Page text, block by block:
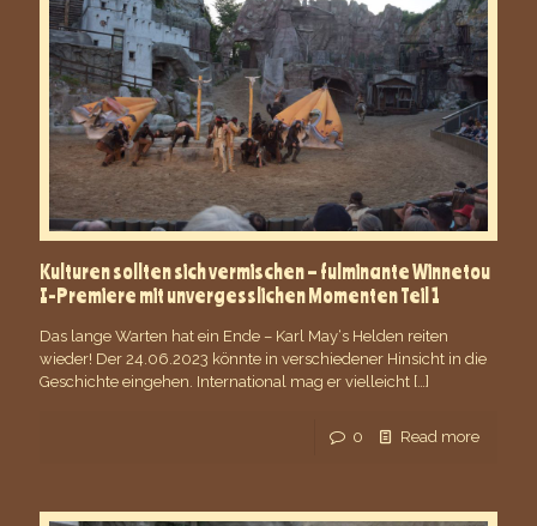
Kulturen sollten sich vermischen – fulminante Winnetou
I-Premiere mit unvergesslichen Momenten Teil 1
Das lange Warten hat ein Ende – Karl May‘s Helden reiten
wieder! Der 24.06.2023 könnte in verschiedener Hinsicht in die
Geschichte eingehen. International mag er vielleicht […]
0 Read more